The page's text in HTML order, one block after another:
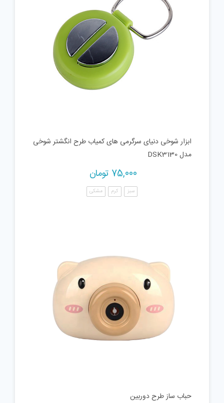
ابزار شوخی دنیای سرگرمی های کمیاب طرح انگشتر شوخی
مدل DSK3130
75,000 تومان
سبز کرم مشکی
حباب ساز طرح دوربین